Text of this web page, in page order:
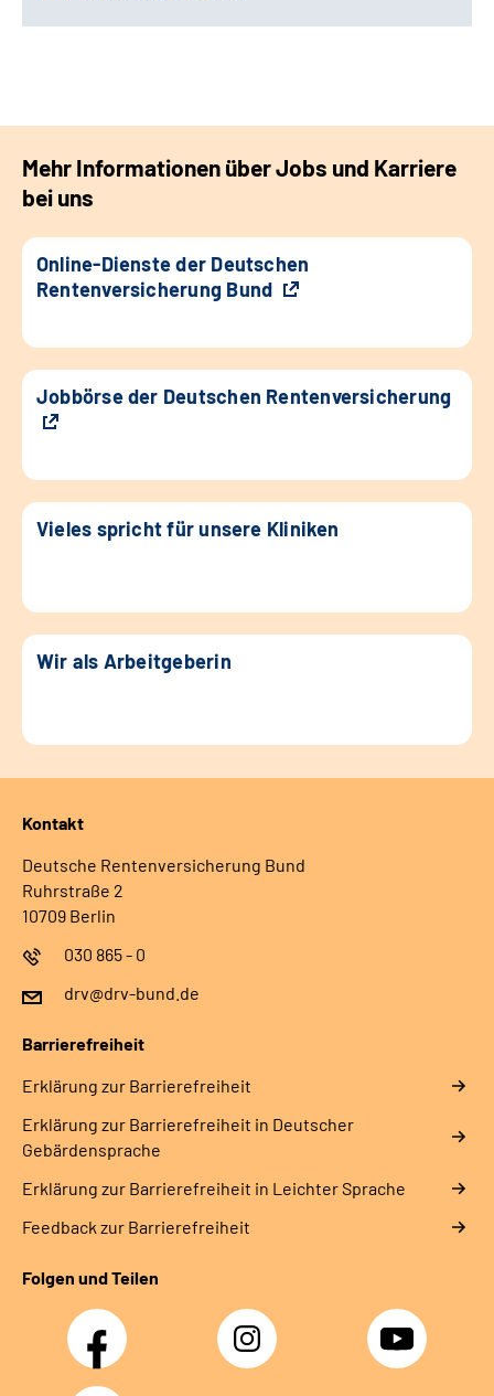
Mehr Informationen über Jobs und Karriere
bei uns
Online-Dienste der Deutschen
Rentenversicherung Bund
Jobbörse der Deutschen Rentenversicherung
Vieles spricht für unsere Kliniken
Wir als Arbeitgeberin
Kontakt
Deutsche Rentenversicherung Bund
Ruhrstraße 2
10709 Berlin
030 865 - 0
drv@drv-bund.de
Barrierefreiheit
Erklärung zur Barrierefreiheit
Erklärung zur Barrierefreiheit in Deutscher
Gebärdensprache
Erklärung zur Barrierefreiheit in Leichter Sprache
Feedback zur Barrierefreiheit
Folgen und Teilen
Facebook Instagram YouTube